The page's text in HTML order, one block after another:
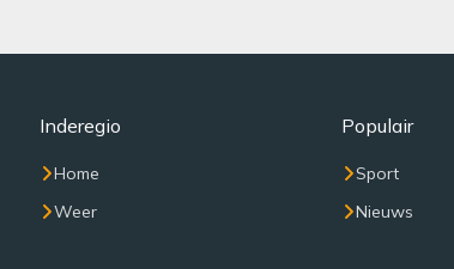
Inderegio
Home
Weer
Populair
Sport
Nieuws